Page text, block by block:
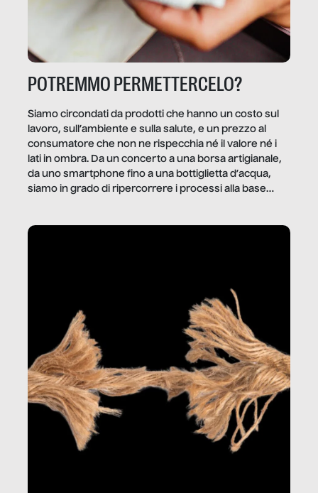
POTREMMO PERMETTERCELO?
Siamo circondati da prodotti che hanno un costo sul
lavoro, sull’ambiente e sulla salute, e un prezzo al
consumatore che non ne rispecchia né il valore né i
lati in ombra. Da un concerto a una borsa artigianale,
da uno smartphone fino a una bottiglietta d’acqua,
siamo in grado di ripercorrere i processi alla base
dietro gli oggetti e i servizi che fanno la nostra vita